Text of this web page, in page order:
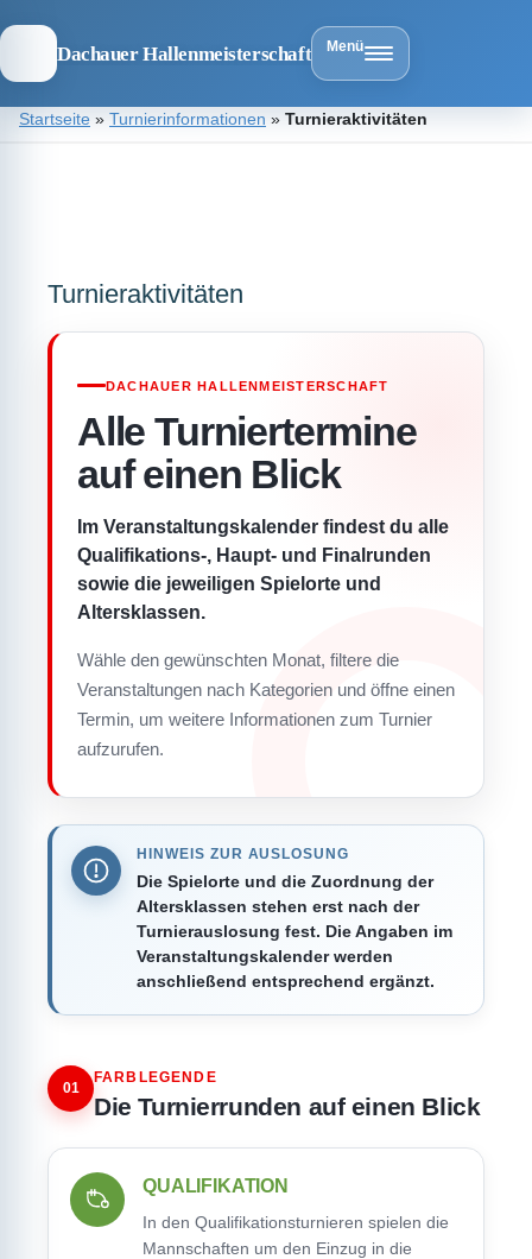
Dachauer Hallenmeisterschaft Menü
ZumStartseite » Turnierinformationen » Turnieraktivitäten
Turnieraktivitäten
DACHAUER HALLENMEISTERSCHAFT
Alle Turniertermine
auf einen Blick
Im Veranstaltungskalender findest du alle
Qualifikations-, Haupt- und Finalrunden
sowie die jeweiligen Spielorte und
Altersklassen.
Wähle den gewünschten Monat, filtere die
Veranstaltungen nach Kategorien und öffne einen
Termin, um weitere Informationen zum Turnier
aufzurufen.
HINWEIS ZUR AUSLOSUNG
Die Spielorte und die Zuordnung der
Altersklassen stehen erst nach der
Turnierauslosung fest. Die Angaben im
Veranstaltungskalender werden
anschließend entsprechend ergänzt.
01
FARBLEGENDE
Die Turnierrunden auf einen Blick
QUALIFIKATION
In den Qualifikationsturnieren spielen die
Mannschaften um den Einzug in die